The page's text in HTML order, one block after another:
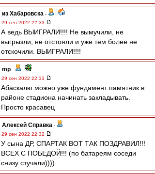
из Хабаровска -
29 сен 2022 22:33
А ведь ВЫИГРАЛИ!!!! Не вымучили, не
выгрызли, не отстояли и уже тем более не
отскочили. ВЫИГРАЛИ!!!!
mp -
29 сен 2022 22:33
Абаскалю можно уже фундамент памятник в
районе стадиона начинать закладывать.
Просто красавец
Алексей Справка -
29 сен 2022 22:32
У сына ДР, СПАРТАК ВОТ ТАК ПОЗДРАВИЛ!!!
ВСЕХ С ПОБЕДОЙ!!! (по батареям соседи
снизу стучали))))